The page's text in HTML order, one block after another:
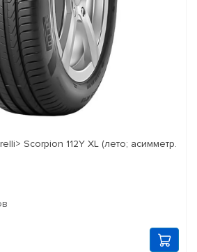
Scorpion 112Y XL (лето; асимметр.